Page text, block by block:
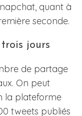
quant à
seconde.
jours
de partage
On peut
la plateforme
tweets publiés